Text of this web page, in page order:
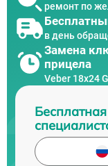
ремонт по
в день
Замена
прицела
Veber 18x24